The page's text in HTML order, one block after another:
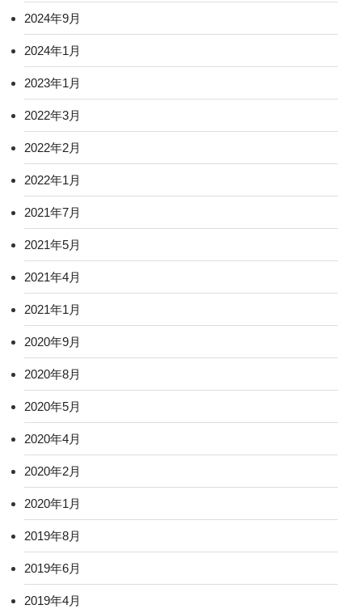
2024年9月
2024年1月
2023年1月
2022年3月
2022年2月
2022年1月
2021年7月
2021年5月
2021年4月
2021年1月
2020年9月
2020年8月
2020年5月
2020年4月
2020年2月
2020年1月
2019年8月
2019年6月
2019年4月